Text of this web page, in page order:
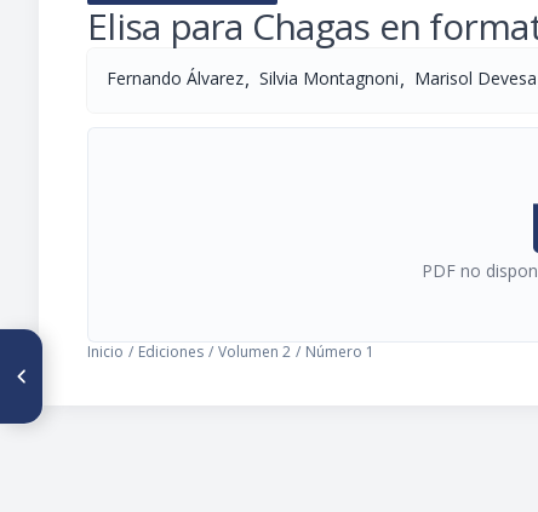
Elisa para Chagas en
Fernando Álvarez, Silvia Montagnoni, Marisol Devesa
PDF no
Inicio / Ediciones / Volumen 2 / Número 1
ARTÍCULO ANTERIOR